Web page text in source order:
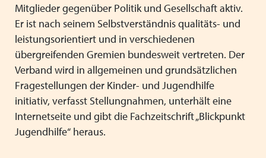
Mitglieder gegenüber Politik und Gesellschaft aktiv.
Er ist nach seinem Selbstverständnis qualitäts- und
leistungsorientiert und in verschiedenen
übergreifenden Gremien bundesweit vertreten. Der
Verband wird in allgemeinen und grundsätzlichen
Fragestellungen der Kinder- und Jugendhilfe
initiativ, verfasst Stellungnahmen, unterhält eine
Internetseite und gibt die Fachzeitschrift „Blickpunkt
Jugendhilfe“ heraus.